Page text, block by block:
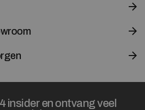
insider en ontvang veel